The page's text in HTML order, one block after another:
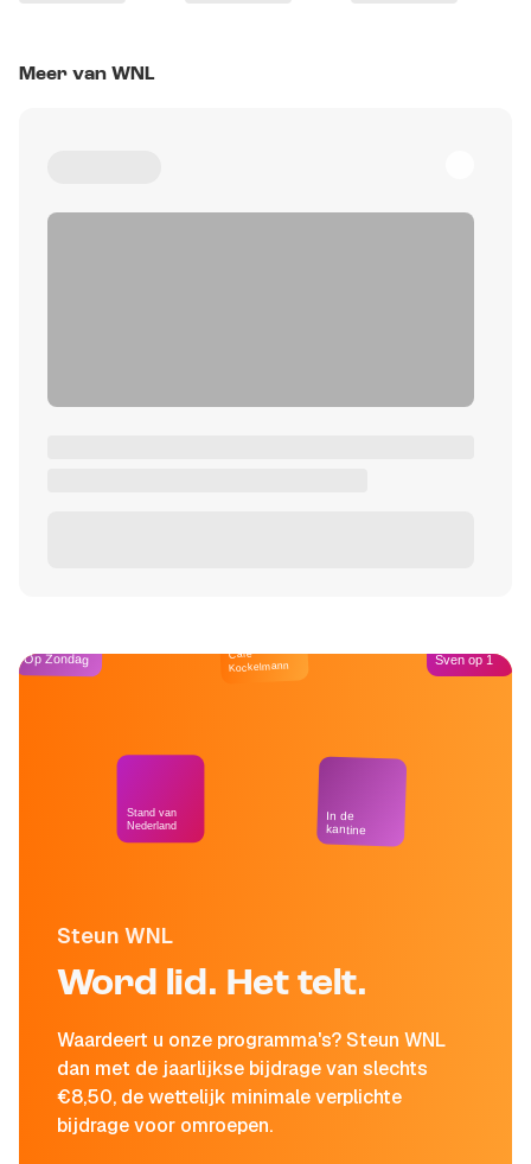
Meer van WNL
Steun WNL
Word lid. Het telt.
Waardeert u onze programma's? Steun WNL
dan met de jaarlijkse bijdrage van slechts
€8,50, de wettelijk minimale verplichte
bijdrage voor omroepen.
Op Zondag
Stand van
Nederland
Café
Kockelmann
In de
kantine
Sven op 1